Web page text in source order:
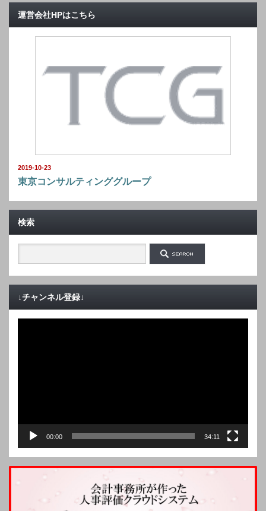
運営会社HPはこちら
2019-10-23
東京コンサルティンググループ
検索
↓チャンネル登録↓
00:00 34:11